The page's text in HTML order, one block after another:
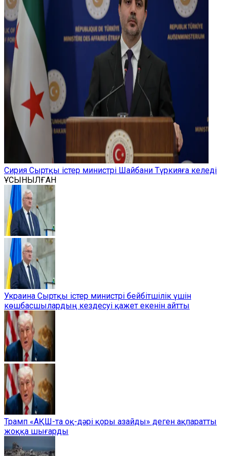
Сирия Сыртқы істер министрі Шайбани Түркияға келеді
ҰСЫНЫЛҒАН
Украина Сыртқы істер министрі бейбітшілік үшін
көшбасшылардың кездесуі қажет екенін айтты
Трамп «АҚШ-та оқ-дәрі қоры азайды» деген ақпаратты
жоққа шығарды